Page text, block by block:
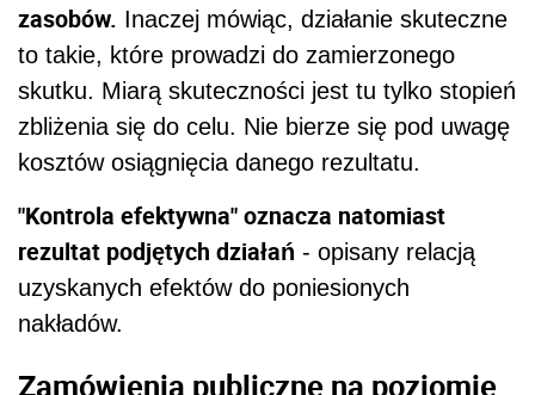
zasobów. Inaczej mówiąc, działanie skuteczne
to takie, które prowadzi do zamierzonego
skutku. Miarą skuteczności jest tu tylko stopień
zbliżenia się do celu. Nie bierze się pod uwagę
kosztów osiągnięcia danego rezultatu.
"Kontrola efektywna" oznacza natomiast
rezultat podjętych działań - opisany relacją
uzyskanych efektów do poniesionych
nakładów.
Zamówienia publiczne na poziomie